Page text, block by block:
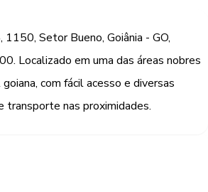
1150, Setor Bueno, Goiânia - GO,
Localizado em uma das áreas nobres
com fácil acesso e diversas
transporte nas proximidades.